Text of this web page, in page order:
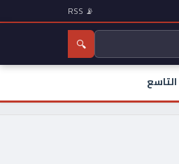
📡 RSS
🔍
التاسع